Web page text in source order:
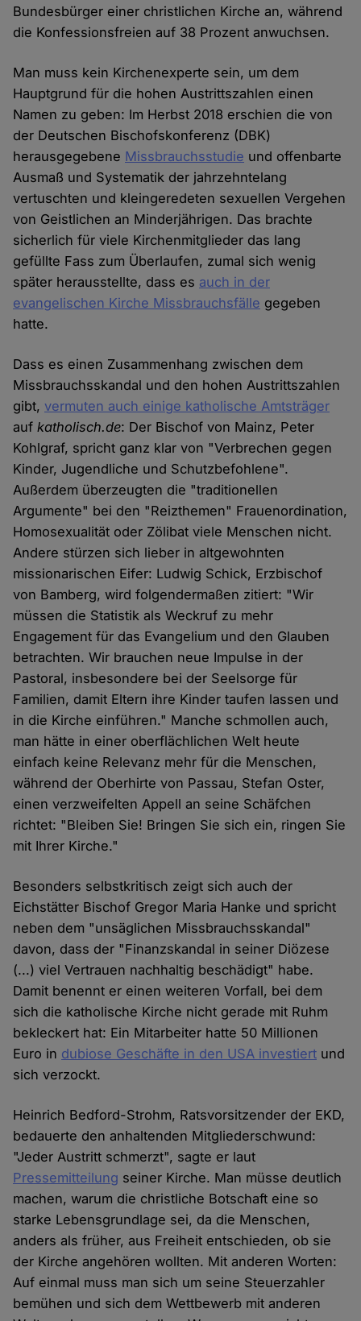
Bundesbürger einer christlichen Kirche an, während
die Konfessionsfreien auf 38 Prozent anwuchsen.
Man muss kein Kirchenexperte sein, um dem
Hauptgrund für die hohen Austrittszahlen einen
Namen zu geben: Im Herbst 2018 erschien die von
der Deutschen Bischofskonferenz (DBK)
herausgegebene Missbrauchsstudie und offenbarte
Ausmaß und Systematik der jahrzehntelang
vertuschten und kleingeredeten sexuellen Vergehen
von Geistlichen an Minderjährigen. Das brachte
sicherlich für viele Kirchenmitglieder das lang
gefüllte Fass zum Überlaufen, zumal sich wenig
später herausstellte, dass es auch in der
evangelischen Kirche Missbrauchsfälle gegeben
hatte.
Dass es einen Zusammenhang zwischen dem
Missbrauchsskandal und den hohen Austrittszahlen
gibt,vermuten auch einige katholische Amtsträger
aufkatholisch.de: Der Bischof von Mainz, Peter
Kohlgraf, spricht ganz klar von "Verbrechen gegen
Kinder, Jugendliche und Schutzbefohlene".
Außerdem überzeugten die "traditionellen
Argumente" bei den "Reizthemen" Frauenordination,
Homosexualität oder Zölibat viele Menschen nicht.
Andere stürzen sich lieber in altgewohnten
missionarischen Eifer: Ludwig Schick, Erzbischof
von Bamberg, wird folgendermaßen zitiert: "Wir
müssen die Statistik als Weckruf zu mehr
Engagement für das Evangelium und den Glauben
betrachten. Wir brauchen neue Impulse in der
Pastoral, insbesondere bei der Seelsorge für
Familien, damit Eltern ihre Kinder taufen lassen und
in die Kirche einführen." Manche schmollen auch,
man hätte in einer oberflächlichen Welt heute
einfach keine Relevanz mehr für die Menschen,
während der Oberhirte von Passau, Stefan Oster,
einen verzweifelten Appell an seine Schäfchen
richtet: "Bleiben Sie! Bringen Sie sich ein, ringen Sie
mit Ihrer Kirche."
Besonders selbstkritisch zeigt sich auch der
Eichstätter Bischof Gregor Maria Hanke und spricht
neben dem "unsäglichen Missbrauchsskandal"
davon, dass der "Finanzskandal in seiner Diözese
(...) viel Vertrauen nachhaltig beschädigt" habe.
Damit benennt er einen weiteren Vorfall, bei dem
sich die katholische Kirche nicht gerade mit Ruhm
bekleckert hat: Ein Mitarbeiter hatte 50 Millionen
Euro in dubiose Geschäfte in den USA investiert und
sich verzockt.
Heinrich Bedford-Strohm, Ratsvorsitzender der EKD,
bedauerte den anhaltenden Mitgliederschwund:
"Jeder Austritt schmerzt", sagte er laut
Pressemitteilung seiner Kirche. Man müsse deutlich
machen, warum die christliche Botschaft eine so
starke Lebensgrundlage sei, da die Menschen,
anders als früher, aus Freiheit entschieden, ob sie
der Kirche angehören wollten. Mit anderen Worten:
Auf einmal muss man sich um seine Steuerzahler
bemühen und sich dem Wettbewerb mit anderen